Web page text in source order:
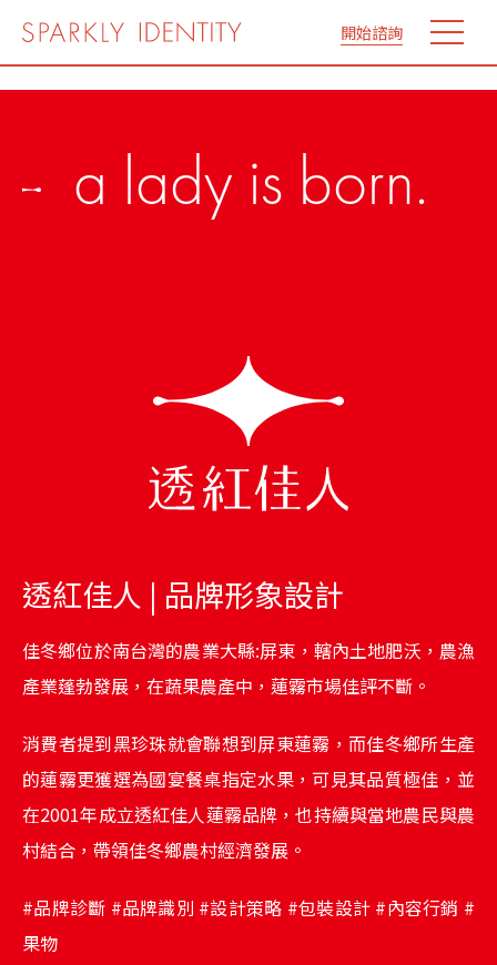
開始諮詢
is born.
透紅佳人 | 品牌形象設計
佳冬鄉位於南台灣的農業大縣:屏東，轄內土地肥沃，農漁
產業蓬勃發展，在蔬果農產中，蓮霧市場佳評不斷。
消費者提到黑珍珠就會聯想到屏東蓮霧，而佳冬鄉所生產
的蓮霧更獲選為國宴餐桌指定水果，可見其品質極佳，並
在2001年成立透紅佳人蓮霧品牌，也持續與當地農民與農
村結合，帶領佳冬鄉農村經濟發展。
#品牌診斷 #品牌識別 #設計策略 #包裝設計 #內容行銷 #
果物